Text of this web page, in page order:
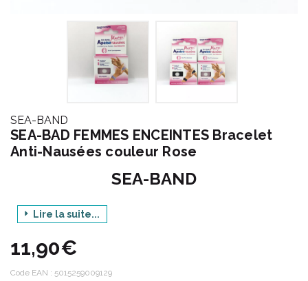
SEA-BAND
SEA-BAD FEMMES ENCEINTES Bracelet
Anti-Nausées couleur Rose
SEA-BAND
Lire la suite...
11,90€
Code EAN : 5015259009129